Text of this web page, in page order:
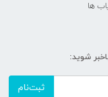
ها
شوید:
ثبت‌نام